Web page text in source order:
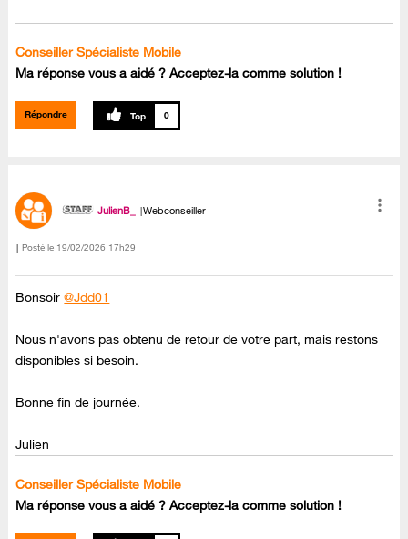
Conseiller Spécialiste Mobile
Ma réponse vous a aidé ? Acceptez-la comme solution !
Répondre 0
JulienB_ Webconseiller
Posté le ‎19/02/2026 17h29
Bonsoir@Jdd01
Nous n'avons pas obtenu de retour de votre part, mais restons
disponibles si besoin.
Bonne fin de journée.
Julien
Conseiller Spécialiste Mobile
Ma réponse vous a aidé ? Acceptez-la comme solution !